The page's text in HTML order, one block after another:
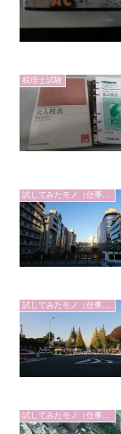
税理士試験
試してみたモノ（仕事編）
試してみたモノ（仕事編）
試してみたモノ（仕事編）